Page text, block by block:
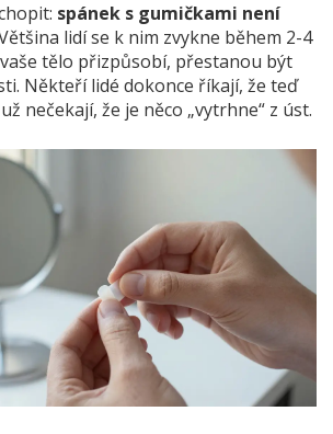
spánek s gumičkami není
lidí se k nim zvykne během 2-4
tělo přizpůsobí, přestanou být
Někteří lidé dokonce říkají, že teď
nečekají, že je něco „vytrhne“ z úst.